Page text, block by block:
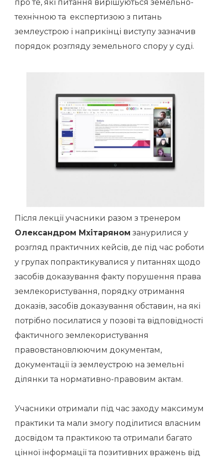
про те, які питання вирішуються земельно-
технічною та експертизою з питань
землеустрою і наприкінці виступу зазначив
порядок розгляду земельного спору у суді.
Після лекції учасники разом з тренером
Олександром Мхітаряном занурилися у
розгляд практичних кейсів, де під час роботи
у групах попрактикувалися у питаннях щодо
засобів доказування факту порушення права
землекористування, порядку отримання
доказів, засобів доказування обставин, на які
потрібно посилатися у позові та відповідності
фактичного землекористування
правовстановлюючим документам,
документації із землеустрою на земельні
ділянки та нормативно-правовим актам.
Учасники отримали під час заходу максимум
практики та мали змогу поділитися власним
досвідом та практикою та отримали багато
цінної інформації та позитивних вражень від